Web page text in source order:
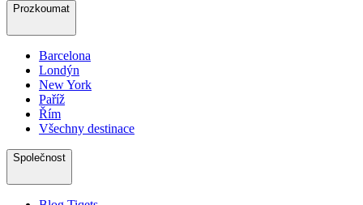
Prozkoumat
Barcelona
Londýn
New York
Paříž
Řím
Všechny destinace
Společnost